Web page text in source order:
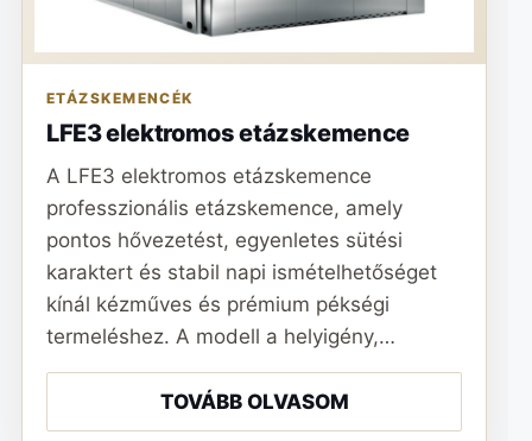
ETÁZSKEMENCÉK
LFE3 elektromos etázskemence
A LFE3 elektromos etázskemence
professzionális etázskemence, amely
pontos hővezetést, egyenletes sütési
karaktert és stabil napi ismételhetőséget
kínál kézműves és prémium pékségi
termeléshez. A modell a helyigény,…
TOVÁBB OLVASOM